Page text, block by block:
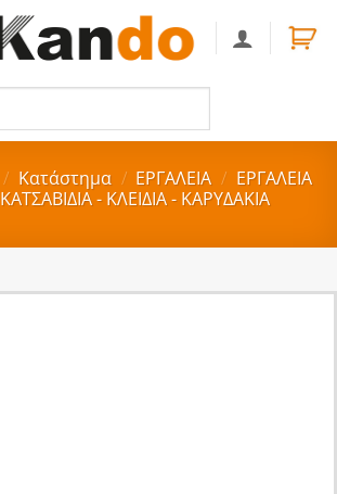
/ Κατάστημα / ΕΡΓΑΛΕΙΑ / ΕΡΓΑΛΕΙΑ
ΚΑΤΣΑΒΙΔΙΑ - ΚΛΕΙΔΙΑ - ΚΑΡΥΔΑΚΙΑ